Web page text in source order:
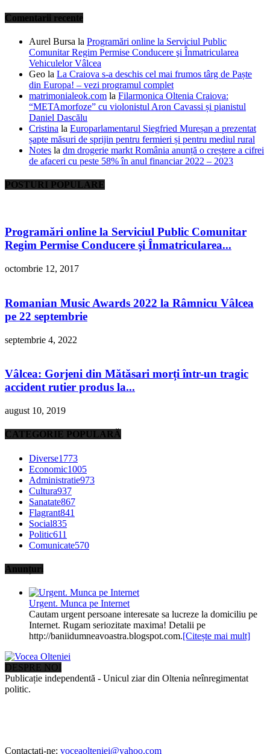
Comentarii recente
Aurel Bursa la Programări online la Serviciul Public
Comunitar Regim Permise Conducere şi Înmatricularea
Vehiculelor Vâlcea
Geo la La Craiova s-a deschis cel mai frumos târg de Paște
din Europa! – vezi programul complet
matrimonialeok.com la Filarmonica Oltenia Craiova:
“METAmorfoze” cu violonistul Aron Cavassi și pianistul
Daniel Dascălu
Cristina la Europarlamentarul Siegfried Mureșan a prezentat
șapte măsuri de sprijin pentru fermieri și pentru mediul rural
Notes la dm drogerie markt România anunță o creștere a cifrei
de afaceri cu peste 58% în anul financiar 2022 – 2023
POSTURI POPULARE
Programări online la Serviciul Public Comunitar
Regim Permise Conducere şi Înmatricularea...
octombrie 12, 2017
Romanian Music Awards 2022 la Râmnicu Vâlcea
pe 22 septembrie
septembrie 4, 2022
Vâlcea: Gorjeni din Mătăsari morți într-un tragic
accident rutier produs la...
august 10, 2019
CATEGORIE POPULARĂ
Diverse1773
Economic1005
Administratie973
Cultura937
Sanatate867
Flagrant841
Social835
Politic611
Comunicate570
Anunțuri
Urgent. Munca pe Internet
Cautam urgent persoane interesate sa lucreze la domiciliu pe
Internet. Rugam seriozitate maxima! Detalii pe
http://baniidumneavoastra.blogspot.com.[Citește mai mult]
DESPRE NOI
Publicație independentă - Unicul ziar din Oltenia neînregimentat
politic.
Contactați-ne: voceaolteniei@yahoo.com